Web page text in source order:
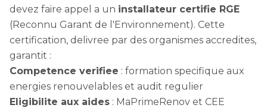
devez faire appel a un installateur certifie RGE
(Reconnu Garant de l'Environnement). Cette
certification, delivree par des organismes accredites,
garantit :
Competence verifiee : formation specifique aux
energies renouvelables et audit regulier
Eligibilite aux aides : MaPrimeRenov et CEE